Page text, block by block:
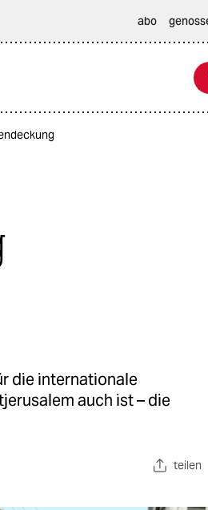
abo
die internationale
auch ist – die
teilen